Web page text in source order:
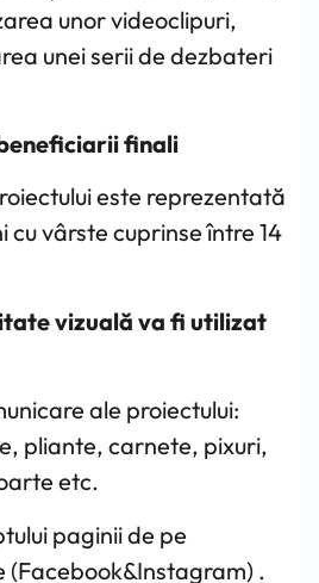
unor videoclipuri,
unei serii de dezbateri
finali
este reprezentată
cu vârste cuprinse între 14
vizuală va fi utilizat
ale proiectului:
pliante, carnete, pixuri,
etc.
paginii de pe
.